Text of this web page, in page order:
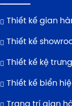
Thiết kế gian
Thiết kế
Thiết kế kệ
Thiết kế biển